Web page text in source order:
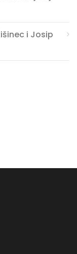
i Josip